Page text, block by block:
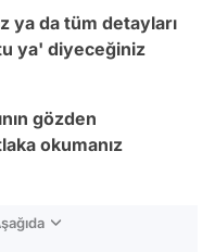
ya da tüm detayları
ya' diyeceğiniz
gözden
okumanız